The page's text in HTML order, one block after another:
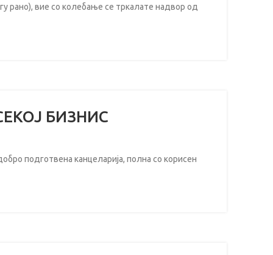
рано), вие со колебање се тркалате надвор од
БИЗНИС
подготвена канцеларија, полна со корисен